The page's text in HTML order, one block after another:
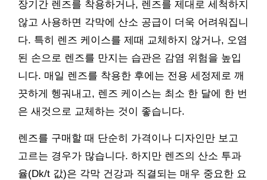
장기간 렌즈를 착용하거나, 렌즈를 제대로 세척하지
않고 사용하면 각막에 산소 공급이 더욱 어려워집니
다. 특히 렌즈 케이스를 제때 교체하지 않거나, 오염
된 손으로 렌즈를 만지는 습관은 감염 위험을 높입
니다. 매일 렌즈를 착용한 후에는 전용 세정제로 깨
끗하게 헹궈내고, 렌즈 케이스는 최소 한 달에 한 번
은 새것으로 교체하는 것이 좋습니다.
렌즈를 구매할 때 단순히 가격이나 디자인만 보고
고르는 경우가 많습니다. 하지만 렌즈의 산소 투과
율(Dk/t 값)은 각막 건강과 직결되는 매우 중요한 요